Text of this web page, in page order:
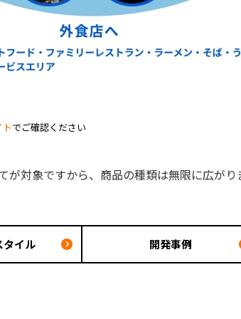
でご確認ください
が対象ですから、商品の種類は無限に広がり
タイル 開発事例